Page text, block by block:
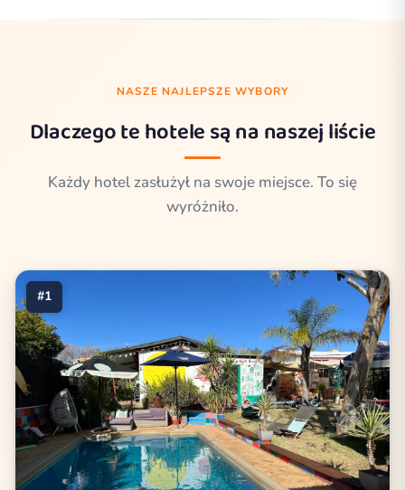
NASZE NAJLEPSZE WYBORY
Dlaczego te hotele są na naszej liście
Każdy hotel zasłużył na swoje miejsce. To się
wyróżniło.
#1